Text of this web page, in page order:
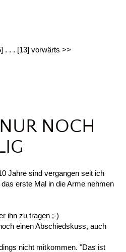
. . . [13] vorwärts >>
NOCH
Jahre sind vergangen seit ich
erste Mal in die Arme nehmen
ihn zu tragen ;-)
einen Abschiedskuss, auch
nicht mitkommen. "Das ist